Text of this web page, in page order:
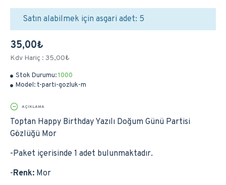
Stok Durumu:1000
Model: t-parti-gozluk-m
35,00₺
Kdv Hariç : 35,00₺
Satın alabilmek için asgari adet: 5
AÇIKLAMA
Toptan Happy Birthday Yazılı Doğum Günü Partisi
Gözlüğü Mor
-Paket içerisinde 1 adet bulunmaktadır.
-Renk: Mor